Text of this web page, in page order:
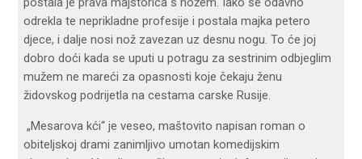
odrekla te neprikladne profesije i postala majka petero
djece, i dalje nosi nož zavezan uz desnu nogu. To će joj
dobro doći kada se uputi u potragu za sestrinim odbjeglim
mužem ne mareći za opasnosti koje čekaju ženu
židovskog podrijetla na cestama carske Rusije.
„Mesarova kći“ je veseo, maštovito napisan roman o
obiteljskoj drami zanimljivo umotan komedijskim